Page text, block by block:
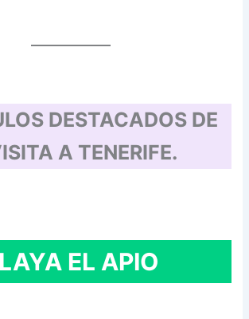
DESTACADOS DE
A TENERIFE.
EL APIO